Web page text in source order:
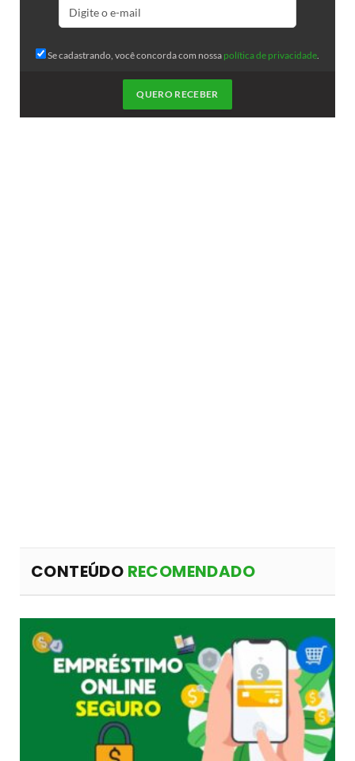
Se cadastrando, você concorda com nossa política de privacidade.
QUERO RECEBER
CONTEÚDO RECOMENDADO